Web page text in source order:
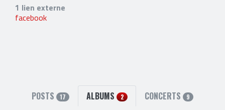
1 lien externe
facebook
POSTS 17 ALBUMS 2 CONCERTS 9